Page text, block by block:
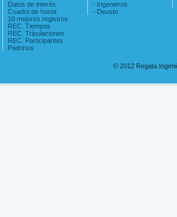
Datos de interés
Cuadro de honor
10 mejores registros
REC. Tiempos
REC. Tripulaciones
REC. Participantes
Padrinos
- Ingenieros
- Deusto
© 2012 Regata